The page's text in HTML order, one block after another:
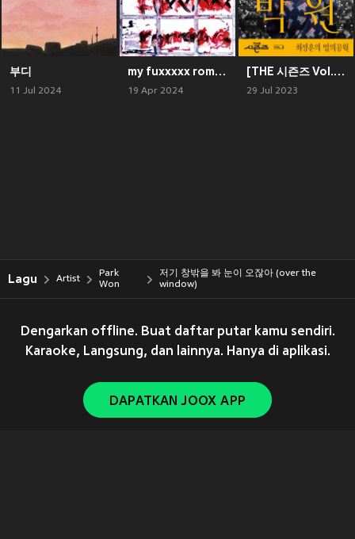
부디
11 Jul 2024
my fuxxxxx romance
19 Apr 2024
[THE 시즌즈 Vol. 9] <최정훈의 밤의 공원> ReːWake x 박원 ([THE SEASONS Vol. 9] <Choi Jung Hoon's Midnight Park> ReːWake x PARK WON)
29 Jul 2023
Lagu Artist
Park
Won
저기 창밖을 봐 눈이 오잖아 (over the
window)
Dengarkan offline. Buat daftar putar kamu sendiri.
Karaoke, Langsung, dan lainnya. Hanya di aplikasi.
DAPATKAN JOOX APP